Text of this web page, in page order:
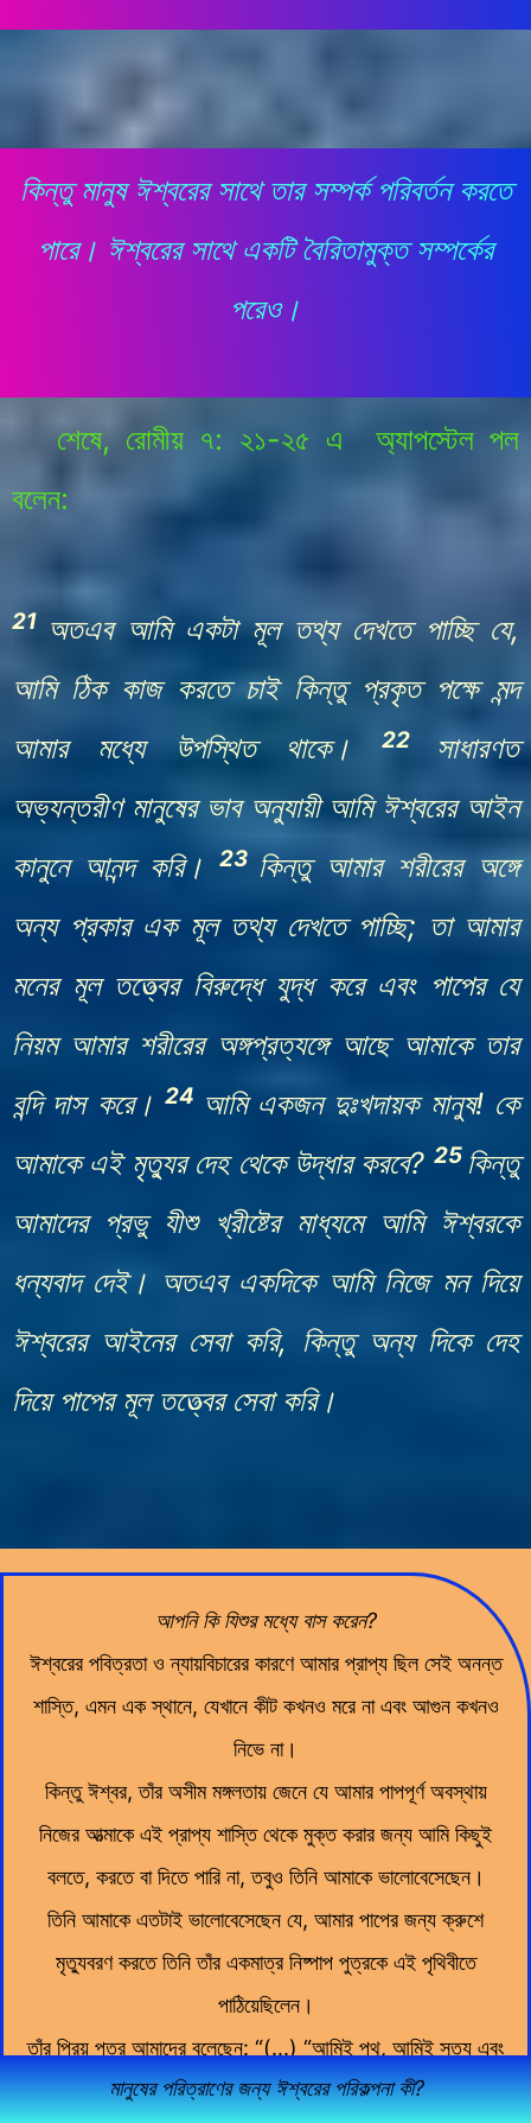
কিন্তু মানুষ ঈশ্বরের সাথে তার সম্পর্ক পরিবর্তন করতে
পারে। ঈশ্বরের সাথে একটি বৈরিতামুক্ত সম্পর্কের
পরেও।
শেষে, রোমীয়৭: ২১-২৫ এ অ্যাপস্টেল পল
বলেন:
21 অতএব আমি একটা মূল তথ্য দেখতে পাচ্ছি যে,
আমি ঠিক কাজ করতে চাই কিন্তু প্রকৃত পক্ষে মন্দ
আমার মধ্যে উপস্থিত থাকে।
22 সাধারণত
অভ্যন্তরীণ মানুষের ভাব অনুযায়ী আমি ঈশ্বরের আইন
কানুনে আনন্দ করি।
23 কিন্তু আমার শরীরের অঙ্গে
অন্য প্রকার এক মূল তথ্য দেখতে পাচ্ছি; তা আমার
মনের মূল তত্ত্বের বিরুদ্ধে যুদ্ধ করে এবং পাপের যে
নিয়ম আমার শরীরের অঙ্গপ্রত্যঙ্গে আছে আমাকে তার
বন্দি দাস করে।24 আমি একজন দুঃখদায়ক মানুষ! কে
আমাকে এই মৃত্যুর দেহ থেকে উদ্ধার করবে? 25 কিন্তু
আমাদের প্রভু যীশু খ্রীষ্টের মাধ্যমে আমি ঈশ্বরকে
ধন্যবাদ দেই। অতএব একদিকে আমি নিজে মন দিয়ে
ঈশ্বরের আইনের সেবা করি, কিন্তু অন্য দিকে দেহ
দিয়ে পাপের মূল তত্ত্বের সেবা করি।
মানুষের পরিত্রাণের জন্য ঈশ্বরের পরিকল্পনা কী?
আপনি কি যিশুর মধ্যে বাস করেন?
ঈশ্বরের পবিত্রতা ও ন্যায়বিচারের কারণে আমার প্রাপ্য ছিল সেই অনন্ত
শাস্তি, এমন এক স্থানে, যেখানে কীট কখনও মরে না এবং আগুন কখনও
নিভে না।
কিন্তু ঈশ্বর, তাঁর অসীম মঙ্গলতায় জেনে যে আমার পাপপূর্ণ অবস্থায়
নিজের আত্মাকে এই প্রাপ্য শাস্তি থেকে মুক্ত করার জন্য আমি কিছুই
বলতে, করতে বা দিতে পারি না, তবুও তিনি আমাকে ভালোবেসেছেন।
তিনি আমাকে এতটাই ভালোবেসেছেন যে, আমার পাপের জন্য ক্রুশে
মৃত্যুবরণ করতে তিনি তাঁর একমাত্র নিষ্পাপ পুত্রকে এই পৃথিবীতে
পাঠিয়েছিলেন।
তাঁর প্রিয় পুত্র আমাদের বলেছেন: “(...) “আমিই পথ, আমিই সত্য এবং
আমিই জীবন; আমাকে ছাড়া কেউ পিতার কাছে যেতে পারে না।” (যোহন